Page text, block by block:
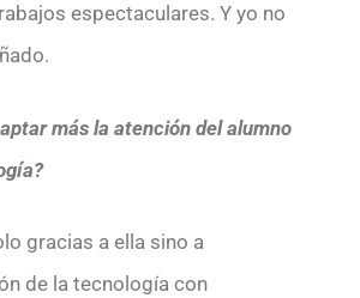
espectaculares. Y yo no
más la atención del alumno
gracias a ella sino a
de la tecnología con